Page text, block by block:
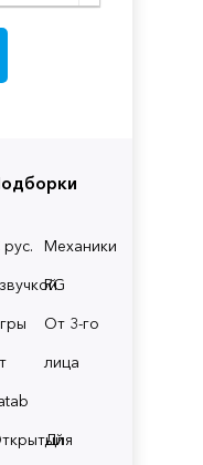
Механики
RG
От 3-го
лица
Для